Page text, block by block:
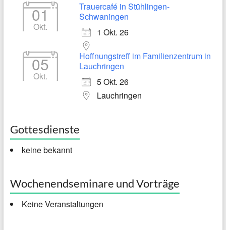
01
Okt.
Trauercafé in Stühlingen-
Schwaningen
1 Okt. 26
05
Okt.
Hoffnungstreff im Familienzentrum in
Lauchringen
5 Okt. 26
Lauchringen
Gottesdienste
keine bekannt
Wochenendseminare und Vorträge
Keine Veranstaltungen